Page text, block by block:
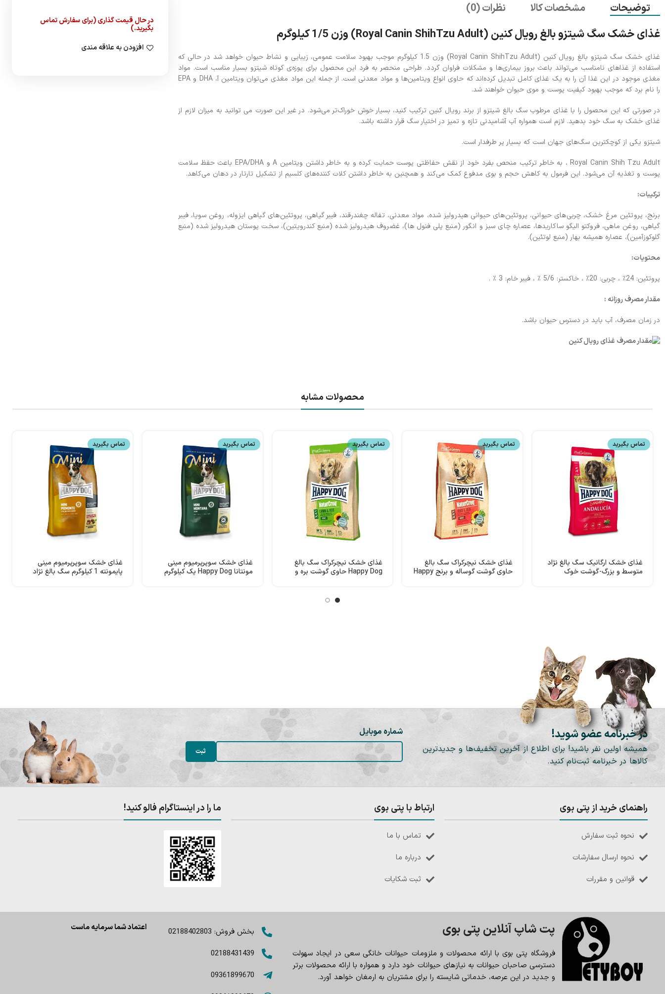
توضیحات مشخصات کالا نظرات (0)
غذای خشک سگ شیتزو بالغ رویال کنین (Royal Canin ShihTzu Adult) وزن 1/5 کیلوگرم
غذای خشک سگ شیتزو بالغ رویال کنین (Royal Canin ShihTzu Adult) وزن 1.5 کیلوگرم موجب بهبود سلامت عمومی، زیبایی و نشاط حیوان خواهد شد در حالی که
استفاده از غذاهای نامناسب می‌تواند باعث بروز بیماری‌ها و مشکلات فراوان گردد. طراحی منحصر به فرد این محصول برای پوزه‌ی کوتاه شیتزو بسیار مناسب است. مواد
مغذی موجود در این غذا آن را به یک غذای کامل تبدیل کرده‌اند که حاوی انواع ویتامین‌ها و مواد معدنی است. از جمله این مواد مغذی می‌توان ویتامین آ، DHA و EPA
را نام برد که موجب بهبود کیفیت پوست و موی حیوان خواهند شد.
در صورتی که این محصول را با غذای مرطوب سگ بالغ شیتزو از برند رویال کنین ترکیب کنید، بسیار خوش خوراک‌تر می‌شود. در غیر این صورت می توانید به میزان لازم از
غذای خشک به سگ خود بدهید. لازم است همواره آب آشامیدنی تازه و تمیز در اختیار سگ قرار داشته باشد.
شیتزو یکی از کوچکترین سگ‌های جهان است که بسیار پر طرفدار است.
Royal Canin Shih Tzu Adult ، به خاطر ترکیب منحص بفرد خود از نقش حفاظتی پوست حمایت کرده و به خاطر داشتن ویتامین A و EPA/DHA باعث حفظ سلامت
پوست و تغذیه آن می‌شود. این فرمول به کاهش حجم و بوی مدفوع کمک می‌کند و همچنین به خاطر داشتن کلات کننده‌های کلسیم از تشکیل تارتار در دهان می‌کاهد.
ترکیبات:
برنج، پروتئین مرغ خشک، چربی‌های حیوانی، پروتئین‌های حیوانی هیدرولیز شده، مواد معدنی، تفاله چغندرقند، فیبر گیاهی، پروتئین‌های گیاهی ایزوله، روغن سویا، فیبر
گیاهی، روغن ماهی، فروکتو الیگو ساکاریدها، عصاره چای سبز و انگور (منبع پلی فنول ها)، غضروف هیدرولیز شده (منبع کندرویتین)، سخت پوستان هیدرولیز شده (منبع
گلوکوزآمین)، عصاره همیشه بهار (منبع لوتئین).
محتویات:
پروتئین: 24٪ ، چربی: 20٪ ، خاکستر: 5/6 ٪ ، فیبر خام: 3 ٪ .
مقدار مصرف روزانه :
در زمان مصرف، آب باید در دسترس حیوان باشد.
در حال قیمت گذاری (برای سفارش تماس
بگیرید.)
افزودن به علاقه مندی
محصولات مشابه
تماس بگیرید
غذای خشک ارگانیک سگ بالغ نژاد
متوسط و بزرگ-گوشت خوک
تماس بگیرید
غذای خشک نیچرکراک سگ بالغ
حاوی گوشت گوساله و برنج Happy
تماس بگیرید
غذای خشک نیچرکراک سگ بالغ
Happy Dog حاوی گوشت بره و
تماس بگیرید
غذای خشک سوپرپرمیوم مینی
مونتانا Happy Dog یک کیلوگرم
تماس بگیرید
غذای خشک سوپرپرمیوم مینی
پایمونته 1 کیلوگرم سگ بالغ نژاد
در خبرنامه عضو شوید!
همیشه اولین نفر باشید! برای اطلاع از آخرین تخفیف‌ها و جدیدترین
کالاها در خبرنامه ثبت‌نام کنید.
شماره موبایل
راهنمای خرید از پتی بوی
نحوه ثبت سفارش
نحوه ارسال سفارشات
قوانین و مقررات
ارتباط با پتی بوی
تماس با ما
درباره ما
ثبت شکایات
ما را در اینستاگرام فالو کنید!
پت شاپ آنلاین پتی بوی
فروشگاه پتی بوی با ارائه محصولات و ملزومات حیوانات خانگی سعی در ایجاد سهولت
دسترسی صاحبان حیوانات به نیازهای حیوانات خود دارد و همواره با ارائه محصولات برتر
و جدید در این عرصه، خدماتی شایسته را برای مشتریان به ارمغان خواهد آورد.
بخش فروش: 02188402803
02188431439
09361899670
اعتماد شما سرمایه ماست